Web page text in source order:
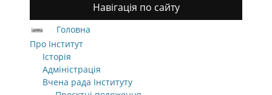
Навігація по сайту
Головна
Про Інститут
Історія
Адміністрація
Вчена рада Інституту